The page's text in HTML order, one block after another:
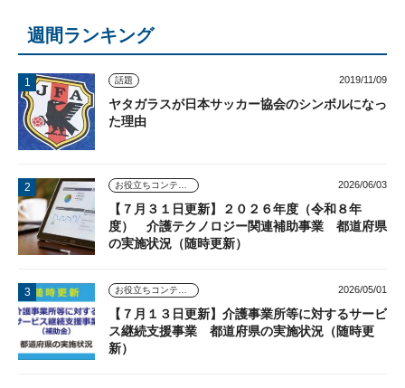
週間ランキング
話題 2019/11/09
ヤタガラスが日本サッカー協会のシンボルになっ
た理由
お役立ちコンテンツ 2026/06/03
【７月３１日更新】２０２６年度（令和８年
度） 介護テクノロジー関連補助事業 都道府県
の実施状況（随時更新）
お役立ちコンテンツ 2026/05/01
【７月１３日更新】介護事業所等に対するサービ
ス継続支援事業 都道府県の実施状況（随時更
新）